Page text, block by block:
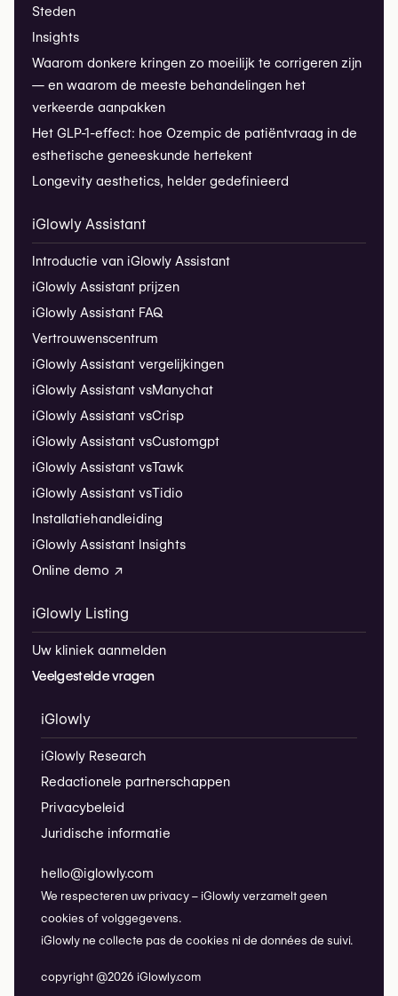
Steden
Insights
Waarom donkere kringen zo moeilijk te corrigeren zijn
— en waarom de meeste behandelingen het
verkeerde aanpakken
Het GLP-1-effect: hoe Ozempic de patiëntvraag in de
esthetische geneeskunde hertekent
Longevity aesthetics, helder gedefinieerd
iGlowly Assistant
Introductie van iGlowly Assistant
iGlowly Assistant prijzen
iGlowly Assistant FAQ
Vertrouwenscentrum
iGlowly Assistant vergelijkingen
iGlowly Assistant vsManychat
iGlowly Assistant vsCrisp
iGlowly Assistant vsCustomgpt
iGlowly Assistant vsTawk
iGlowly Assistant vsTidio
Installatiehandleiding
iGlowly Assistant Insights
Online demo ↗
iGlowly Listing
Uw kliniek aanmelden
Veelgestelde vragen
iGlowly
iGlowly Research
Redactionele partnerschappen
Privacybeleid
Juridische informatie
hello@iglowly.com
We respecteren uw privacy – iGlowly verzamelt geen
cookies of volggegevens.
iGlowly ne collecte pas de cookies ni de données de suivi.
copyright @2026 iGlowly.com